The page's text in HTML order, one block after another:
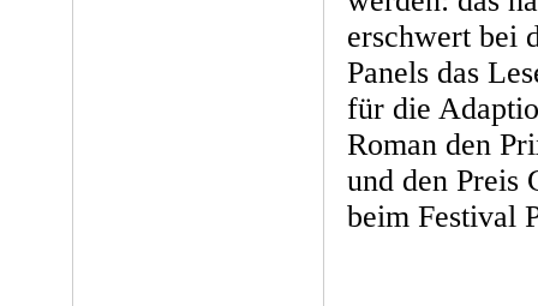
erschwert bei
Panels das
für die
Roman den
und den Preis
beim Festival